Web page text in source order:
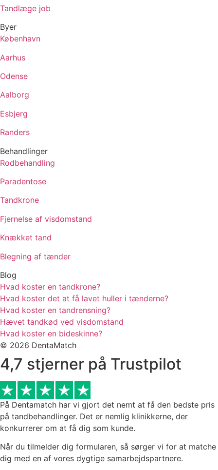
Tandlæge job
Byer
København
Aarhus
Odense
Aalborg
Esbjerg
Randers
Behandlinger
Rodbehandling
Paradentose
Tandkrone
Fjernelse af visdomstand
Knækket tand
Blegning af tænder
Blog
Hvad koster en tandkrone?
Hvad koster det at få lavet huller i tænderne?
Hvad koster en tandrensning?
Hævet tandkød ved visdomstand
Hvad koster en bideskinne?
© 2026 DentaMatch
4,7 stjerner på Trustpilot
På Dentamatch har vi gjort det nemt at få den bedste pris
på tandbehandlinger. Det er nemlig klinikkerne, der
konkurrerer om at få dig som kunde.
Når du tilmelder dig formularen, så sørger vi for at matche
dig med en af vores dygtige samarbejdspartnere.